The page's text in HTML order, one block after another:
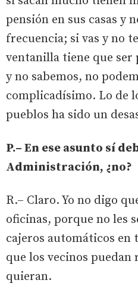
pensión en sus casas y
frecuencia; si vas y no
ventanilla tiene que
y no sabemos, no
complicadísimo. Lo de
pueblos ha sido un
P.– En ese asunto sí
Administración, ¿no?
R.– Claro. Yo no digo
oficinas, porque no les
cajeros automáticos en
que los vecinos
quieran.